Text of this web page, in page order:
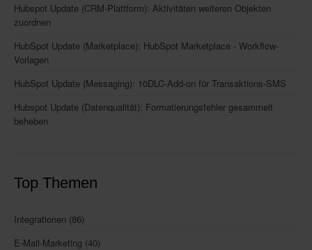
Hubspot Update (CRM-Plattform): Aktivitäten weiteren Objekten
zuordnen
HubSpot Update (Marketplace): HubSpot Marketplace - Workflow-
Vorlagen
HubSpot Update (Messaging): 10DLC-Add-on für Transaktions-SMS
Hubspot Update (Datenqualität): Formatierungsfehler gesammelt
beheben
Top Themen
Integrationen (86)
E-Mail-Marketing (40)